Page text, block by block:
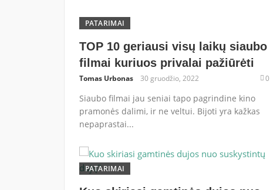
PATARIMAI
TOP 10 geriausi visų laikų siaubo
filmai kuriuos privalai pažiūrėti
Tomas Urbonas 30 gruodžio, 2022 0
Siaubo filmai jau seniai tapo pagrindine kino
pramonės dalimi, ir ne veltui. Bijoti yra kažkas
nepaprastai...
PATARIMAI